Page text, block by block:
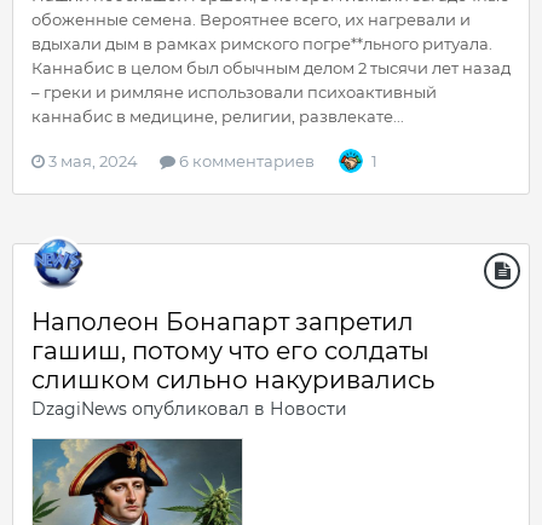
обоженные семена. Вероятнее всего, их нагревали и
вдыхали дым в рамках римского погре**льного ритуала.
Каннабис в целом был обычным делом 2 тысячи лет назад
– греки и римляне использовали психоактивный
каннабис в медицине, религии, развлекате...
3 мая, 2024 6 комментариев 1
Наполеон Бонапарт запретил
гашиш, потому что его солдаты
слишком сильно накуривались
DzagiNews опубликовал в Новости